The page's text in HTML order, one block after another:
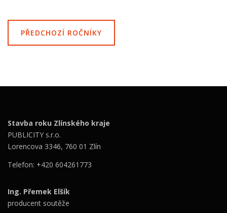
PŘEDCHOZÍ ROČNÍKY
Stavba roku Zlínského kraje
PUBLICITY s.r.o.
Lorencova 3346, 760 01 Zlín
Telefon: +420 604261773
Ing. Přemek Elšík
producent soutěže